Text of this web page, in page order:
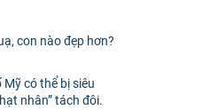
con nào đẹp hơn?
có thể bị siêu
nhân” tách đôi.